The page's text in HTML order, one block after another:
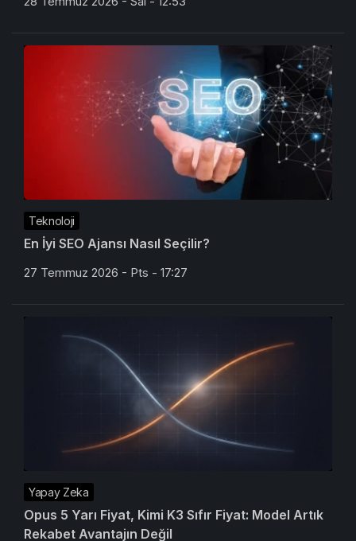
En İyi SEO Ajansı Nasıl Seçilir?
27 Temmuz 2026 - Pts - 17:27
Opus 5 Yarı Fiyat, Kimi K3 Sıfır Fiyat: Model Artık
Rekabet Avantajın Değil
26 Temmuz 2026 - Paz - 0:57